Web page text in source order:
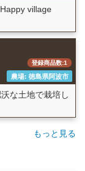
village
登録商品数:1
農場: 徳島県阿波市
な土地で栽培し
もっと見る